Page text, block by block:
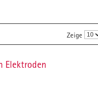
Zeige
Elektroden